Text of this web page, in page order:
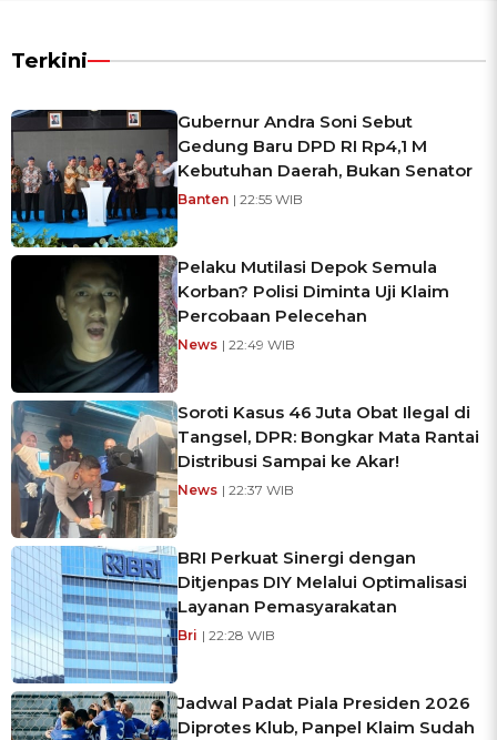
Terkini
Gubernur Andra Soni Sebut
Gedung Baru DPD RI Rp4,1 M
Kebutuhan Daerah, Bukan Senator
Banten | 22:55 WIB
Pelaku Mutilasi Depok Semula
Korban? Polisi Diminta Uji Klaim
Percobaan Pelecehan
News | 22:49 WIB
Soroti Kasus 46 Juta Obat Ilegal di
Tangsel, DPR: Bongkar Mata Rantai
Distribusi Sampai ke Akar!
News | 22:37 WIB
BRI Perkuat Sinergi dengan
Ditjenpas DIY Melalui Optimalisasi
Layanan Pemasyarakatan
Bri | 22:28 WIB
Jadwal Padat Piala Presiden 2026
Diprotes Klub, Panpel Klaim Sudah